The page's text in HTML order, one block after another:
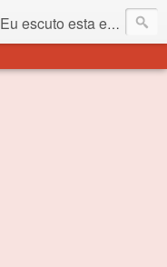
Eu escuto esta expressão "saco de filó" desde criança. Para quem não sabe, filó é um tecido todo furadinho e permite que um saco feito com ele, mesmo que muito exposto ao ar soprado para dentro, nunca vai se encher. Aí está o propósito deste nome... Para viver em sociedade tem que ter saco de filó.